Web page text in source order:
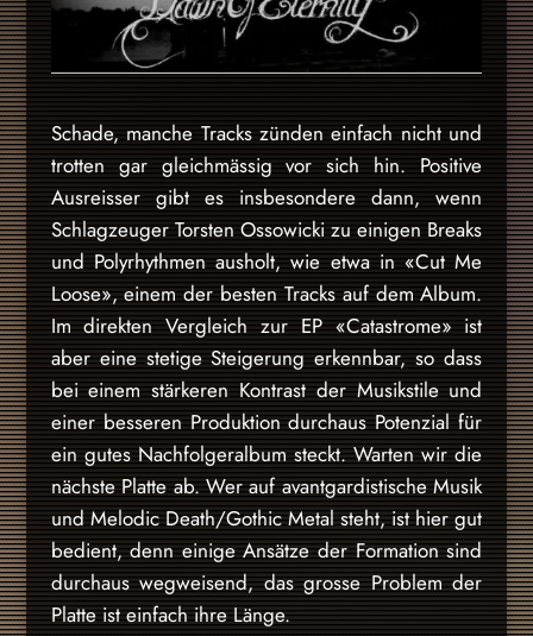
Schade, manche Tracks zünden einfach nicht und
trotten gar gleichmässig vor sich hin. Positive
Ausreisser gibt es insbesondere dann, wenn
Schlagzeuger Torsten Ossowicki zu einigen Breaks
und Polyrhythmen ausholt, wie etwa in «Cut Me
Loose», einem der besten Tracks auf dem Album.
Im direkten Vergleich zur EP «Catastrome» ist
aber eine stetige Steigerung erkennbar, so dass
bei einem stärkeren Kontrast der Musikstile und
einer besseren Produktion durchaus Potenzial für
ein gutes Nachfolgeralbum steckt. Warten wir die
nächste Platte ab. Wer auf avantgardistische Musik
und Melodic Death/Gothic Metal steht, ist hier gut
bedient, denn einige Ansätze der Formation sind
durchaus wegweisend, das grosse Problem der
Platte ist einfach ihre Länge.